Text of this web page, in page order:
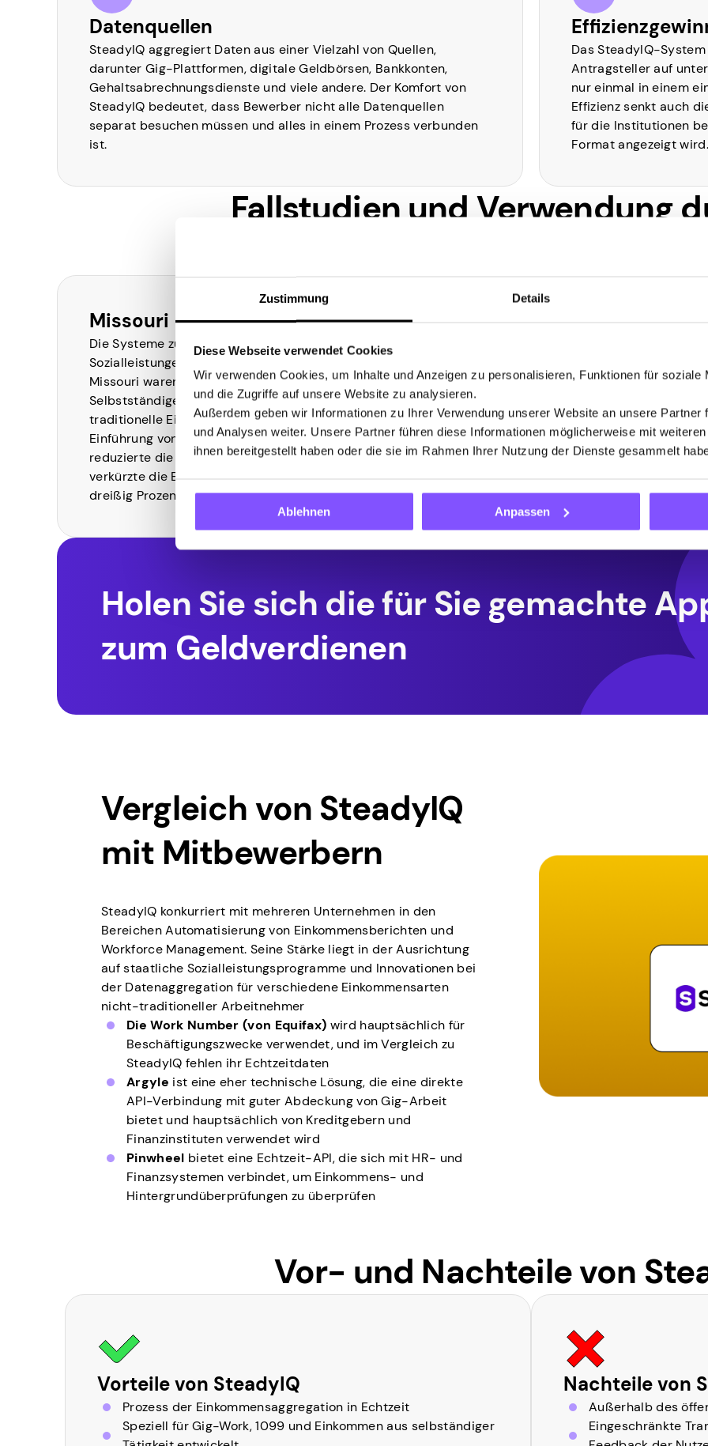
Zustimmung Details
Diese Webseite verwendet Cookies
Wir verwenden Cookies, um Inhalte und Anzeigen zu personalisieren, Funktionen für soziale
und die Zugriffe auf unsere Website zu analysieren.
Außerdem geben wir Informationen zu Ihrer Verwendung unserer Website an unsere Partner
und Analysen weiter. Unsere Partner führen diese Informationen möglicherweise mit
ihnen bereitgestellt haben oder die sie im Rahmen Ihrer Nutzung der Dienste gesammelt
Ablehnen Anpassen
Datenquellen
SteadyIQ aggregiert Daten aus einer Vielzahl von Quellen,
darunter Gig-Plattformen, digitale Geldbörsen, Bankkonten,
Gehaltsabrechnungsdienste und viele andere. Der Komfort von
SteadyIQ bedeutet, dass Bewerber nicht alle Datenquellen
separat besuchen müssen und alles in einem Prozess verbunden
ist.
Das SteadyIQ-
Antragsteller auf
nur einmal in einem
Effizienz senkt auch
für die Institutionen
Format angezeigt
Fallstudien und Verwendung
Missouri
Die Systeme zur Beantragung von
Sozialleistungen des Bundesstaates
Missouri waren nicht für W2-,
Selbstständige und andere nicht-
traditionelle Einkünfte ausgelegt. Die
Einführung von Income Passport
reduzierte die Ablehnungsraten und
verkürzte die Entscheidungszeit um
dreißig Prozent
Alabama
Einkommensprüfung von Arbeitslosen-
und anderen Leistungen vereinfacht
hat. Der Einkommenspass verkürzte die
Bearbeitungszeit von Anträgen von bis
zu einer Stunde auf nur wenige Minuten
Holen Sie sich die für Sie gemachte
zum Geldverdienen
Vergleich von SteadyIQ
mit Mitbewerbern
SteadyIQ konkurriert mit mehreren Unternehmen in den
Bereichen Automatisierung von Einkommensberichten und
Workforce Management. Seine Stärke liegt in der Ausrichtung
auf staatliche Sozialleistungsprogramme und Innovationen bei
der Datenaggregation für verschiedene Einkommensarten
nicht-traditioneller Arbeitnehmer
Die Work Number (von Equifax) wird hauptsächlich für
Beschäftigungszwecke verwendet, und im Vergleich zu
SteadyIQ fehlen ihr Echtzeitdaten
Argyle ist eine eher technische Lösung, die eine direkte
API-Verbindung mit guter Abdeckung von Gig-Arbeit
bietet und hauptsächlich von Kreditgebern und
Finanzinstituten verwendet wird
Pinwheel bietet eine Echtzeit-API, die sich mit HR- und
Finanzsystemen verbindet, um Einkommens- und
Hintergrundüberprüfungen zu überprüfen
Vor- und Nachteile von
Vorteile von SteadyIQ
Prozess der Einkommensaggregation in Echtzeit
Speziell für Gig-Work, 1099 und Einkommen aus selbständiger
Nachteile von
Außerhalb des
Eingeschränkte